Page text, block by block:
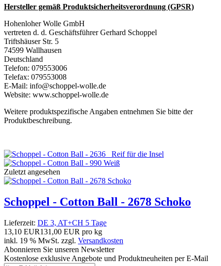
Hersteller gemäß Produktsicherheitsverordnung (GPSR)
Hohenloher Wolle GmbH
vertreten d. d. Geschäftsführer Gerhard Schoppel
Triftshäuser Str. 5
74599 Wallhausen
Deutschland
Telefon: 079553006
Telefax: 079553008
E-Mail: info@schoppel-wolle.de
Website: www.schoppel-wolle.de
Weitere produktspezifische Angaben entnehmen Sie bitte der
Produktbeschreibung.
Zuletzt angesehen
Schoppel - Cotton Ball - 2678 Schoko
Lieferzeit: DE 3, AT+CH 5 Tage
13,10 EUR131,00 EUR pro kg
inkl. 19 % MwSt. zzgl. Versandkosten
Abonnieren Sie unseren Newsletter
Kostenlose exklusive Angebote und Produktneuheiten per E-Mail